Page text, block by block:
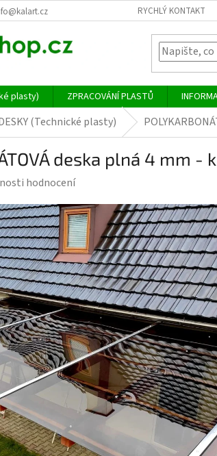
RYCHLÝ KONTAKT
plasty) ZPRACOVÁNÍ PLASTŮ
(Technické plasty)
deska plná 4 mm
hodnocení